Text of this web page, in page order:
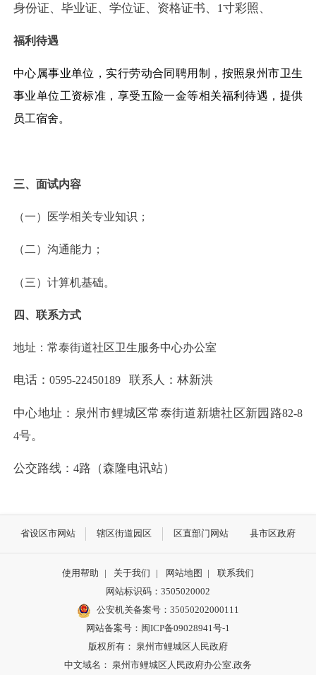
身份证、毕业证、学位证、资格证书、 1寸彩照、
福利待遇
中心属事业单位，实行劳动合同聘用制，按照泉州市卫生
事业单位工资标准，享受五险一金等相关福利待遇，提供
员工宿舍。
三、面试内容
（一）医学相关专业知识；
（二）沟通能力；
（三）计算机基础。
四、联系方式
地址：常泰街道社区卫生服务中心办公室
电话： 0595-22450189 联系人：林新洪
中心地址：泉州市鲤城区常泰街道新塘社区新园路82-8
4号。
公交路线： 4路（森隆电讯站）
省设区市网站 辖区街道园区 区直部门网站 县市区政府
使用帮助 | 关于我们 | 网站地图 |
联系我们
网站标识码：3505020002
公安机关备案号：35050202000111
网站备案号：闽ICP备09028941号-1
版权所有： 泉州市鲤城区人民政府
中文域名： 泉州市鲤城区人民政府办公室.政务